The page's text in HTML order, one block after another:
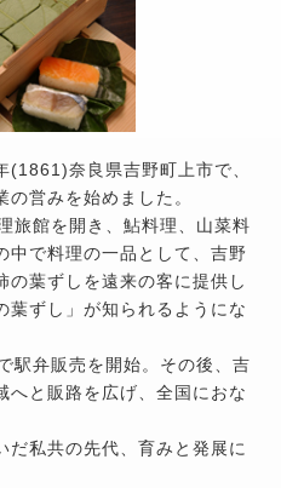
(1861)奈良県吉野町上市で、
営みを始めました。
旅館を開き、鮎料理、山菜料
中で料理の一品として、吉野
の葉ずしを遠来の客に提供し
葉ずし」が知られるようにな
駅弁販売を開始。その後、吉
へと販路を広げ、全国におな
だ私共の先代、育みと発展に